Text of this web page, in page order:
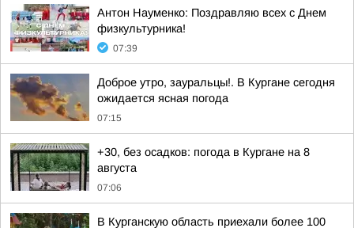
Антон Науменко: Поздравляю всех с Днем
физкультурника!
07:39
Доброе утро, зауральцы!. В Кургане сегодня
ожидается ясная погода
07:15
+30, без осадков: погода в Кургане на 8
августа
07:06
В Курганскую область приехали более 100